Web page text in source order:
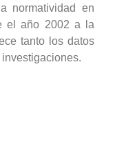
normatividad en
el año 2002 a la
tanto los datos